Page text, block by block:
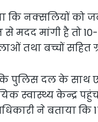
नक्सलियों को जब
मदद मांगी है तो
तथा बच्चों सहित
पुलिस दल के साथ
स्वास्थ्य केन्द्र
ने बताया कि